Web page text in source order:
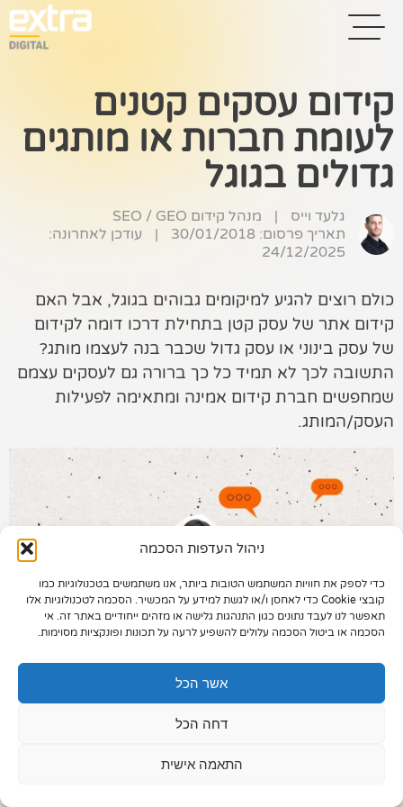
ניהול העדפות הסכמה
כדי לספק את חוויות המשתמש הטובות ביותר, אנו משתמשים בטכנולוגיות כמו
קובצי Cookie כדי לאחסן ו/או לגשת למידע על המכשיר. הסכמה לטכנולוגיות אלו
תאפשר לנו לעבד נתונים כגון התנהגות גלישה או מזהים ייחודיים באתר זה. אי
הסכמה או ביטול הסכמה עלולים להשפיע לרעה על תכונות ופונקציות מסוימות.
אשר הכל
דחה הכל
התאמה אישית
בית
בניית אתרים
קידום אתרים
פרסום בגוגל
רשתות חברתיות
שיווק לאתרי
סחר
קייס סטאדי
תיק עבודות
צור קשר
073-7028000
הפלד 7, חולון
info@extra.co.il
קידום עסקים קטנים
לעומת חברות או מותגים
גדולים בגוגל
גלעד וייס |
מנהל קידום SEO / GEO
תאריך פרסום: 30/01/2018
|
עודכן לאחרונה:
24/12/2025
כולם רוצים להגיע למיקומים גבוהים בגוגל, אבל האם
קידום אתר של עסק קטן בתחילת דרכו דומה לקידום
של עסק בינוני או עסק גדול שכבר בנה לעצמו מותג?
התשובה לכך לא תמיד כל כך ברורה גם לעסקים עצמם
שמחפשים חברת קידום אמינה ומתאימה לפעילות
העסק/המותג.